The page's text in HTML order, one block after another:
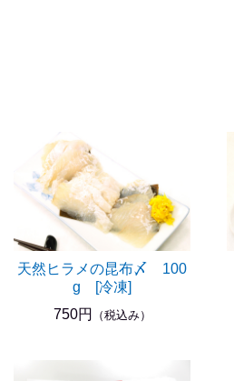
天然ヒラメの昆布〆 100
g [冷凍]
750円
（税込み）